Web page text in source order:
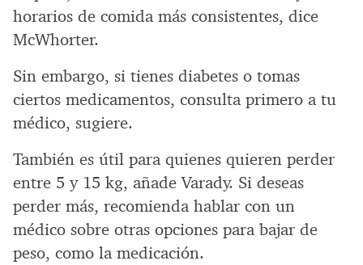
horarios de comida más consistentes, dice
McWhorter.
Sin embargo, si tienes diabetes o tomas
ciertos medicamentos, consulta primero a tu
médico, sugiere.
También es útil para quienes quieren perder
entre 5 y 15 kg, añade Varady. Si deseas
perder más, recomienda hablar con un
médico sobre otras opciones para bajar de
peso, como la medicación.